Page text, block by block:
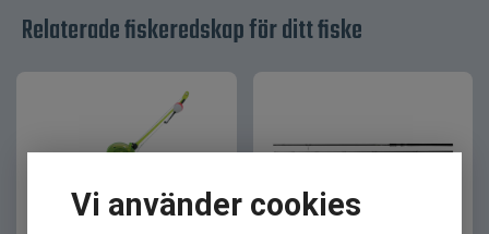
Vi använder cookies
Spöet är utformat för att ge en problemfri
Skapat för smidigt mete utan krångel
enkelt att komma igång direkt, utan extra
Relaterade fiskeredskap för ditt fiske